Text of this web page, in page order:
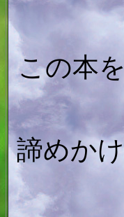
この本
諦めか